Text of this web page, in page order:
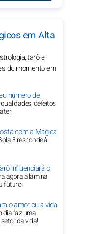
em Alta
tarô e
do momento em
número de
defeitos
com a Mágica
8 responde à
influenciará o
agora a lâmina
futuro!
o amor ou a vida
dia faz uma
da vida!